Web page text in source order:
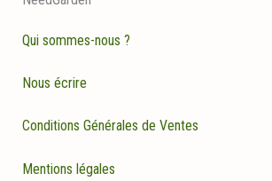
Qui sommes-nous ?
Nous écrire
Conditions Générales de Ventes
Mentions légales